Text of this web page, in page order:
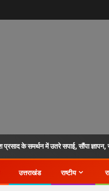
के समर्थन में उतरे सपाई, सौंपा ज्ञापन,
उत्तराखंड राष्टीय